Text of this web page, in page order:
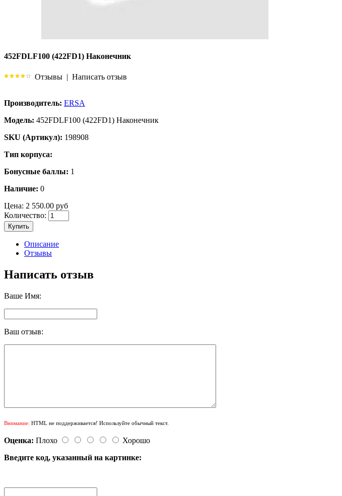
452FDLF100 (422FD1) Наконечник
Отзывы | Написать отзыв
Производитель: ERSA
Модель: 452FDLF100 (422FD1) Наконечник
SKU (Артикул): 198908
Тип корпуса:
Бонусные баллы: 1
Наличие: 0
Цена: 2 550.00 руб
Количество:
Купить
Описание
Отзывы
Написать отзыв
Ваше Имя:
Ваш отзыв:
Внимание: HTML не поддерживается! Используйте обычный текст.
Оценка: Плохо
Хорошо
Введите код, указанный на картинке: